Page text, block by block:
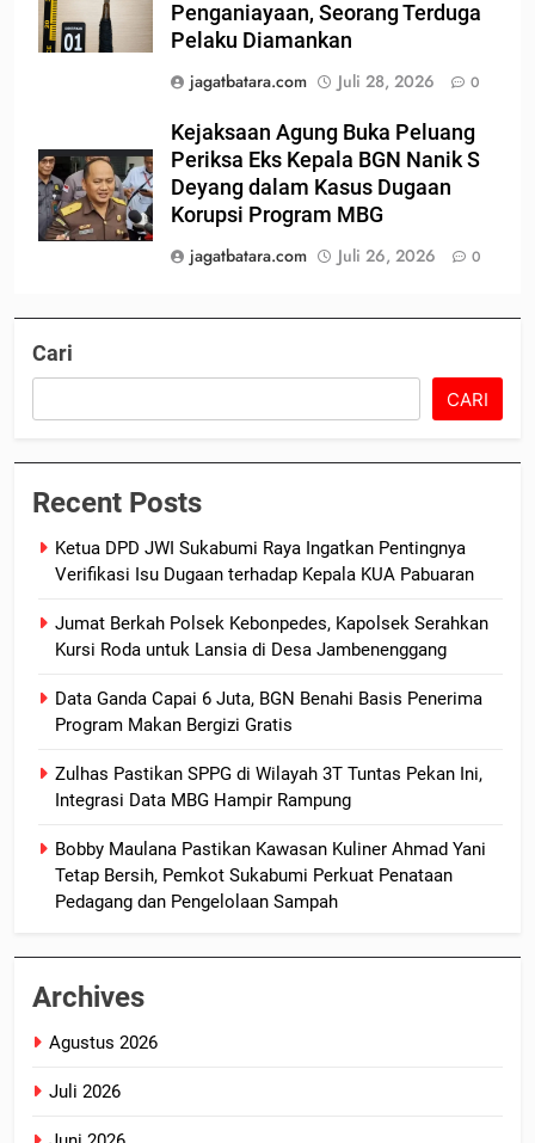
Penganiayaan, Seorang Terduga
Pelaku Diamankan
jagatbatara.com
Juli 28, 2026 0
Kejaksaan Agung Buka Peluang
Periksa Eks Kepala BGN Nanik S
Deyang dalam Kasus Dugaan
Korupsi Program MBG
jagatbatara.com
Juli 26, 2026 0
Cari
CARI
Recent Posts
Ketua DPD JWI Sukabumi Raya Ingatkan Pentingnya
Verifikasi Isu Dugaan terhadap Kepala KUA Pabuaran
Jumat Berkah Polsek Kebonpedes, Kapolsek Serahkan
Kursi Roda untuk Lansia di Desa Jambenenggang
Data Ganda Capai 6 Juta, BGN Benahi Basis Penerima
Program Makan Bergizi Gratis
Zulhas Pastikan SPPG di Wilayah 3T Tuntas Pekan Ini,
Integrasi Data MBG Hampir Rampung
Bobby Maulana Pastikan Kawasan Kuliner Ahmad Yani
Tetap Bersih, Pemkot Sukabumi Perkuat Penataan
Pedagang dan Pengelolaan Sampah
Archives
Agustus 2026
Juli 2026